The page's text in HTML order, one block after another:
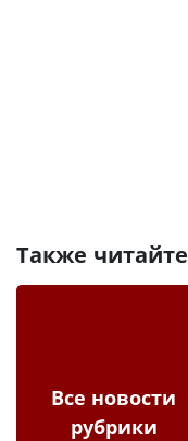
Также читайте
Все новости
рубрики